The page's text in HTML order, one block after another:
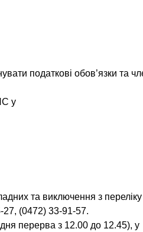
податкові обов’язки та
у
та виключення з переліку
27, (0472) 33-91-57.
перерва з 12.00 до 12.45), у